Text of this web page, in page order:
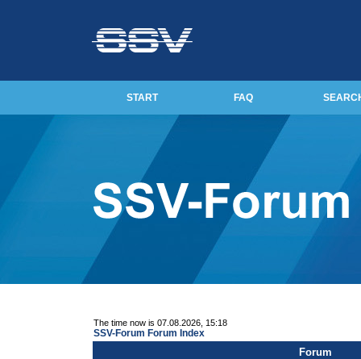
START FAQ
The time now is 07.08.2026, 15:18
SSV-Forum Forum Index
Forum